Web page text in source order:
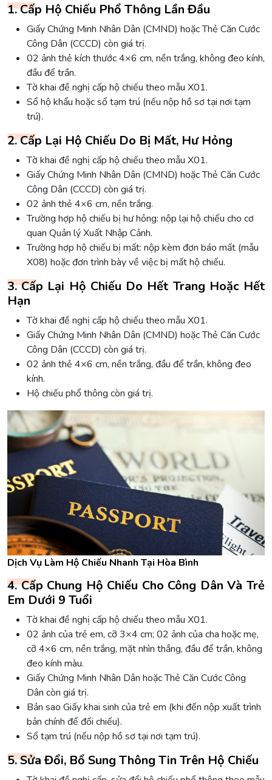
1. Cấp Hộ Chiếu Phổ Thông Lần Đầu
Giấy Chứng Minh Nhân Dân (CMND) hoặc Thẻ Căn Cước
Công Dân (CCCD) còn giá trị.
02 ảnh thẻ kích thước 4×6 cm, nền trắng, không đeo kính,
đầu để trần.
Tờ khai đề nghị cấp hộ chiếu theo mẫu X01.
Sổ hộ khẩu hoặc sổ tạm trú (nếu nộp hồ sơ tại nơi tạm
trú).
2. Cấp Lại Hộ Chiếu Do Bị Mất, Hư Hỏng
Tờ khai đề nghị cấp hộ chiếu theo mẫu X01.
Giấy Chứng Minh Nhân Dân (CMND) hoặc Thẻ Căn Cước
Công Dân (CCCD) còn giá trị.
02 ảnh thẻ 4×6 cm, nền trắng.
Trường hợp hộ chiếu bị hư hỏng: nộp lại hộ chiếu cho cơ
quan Quản lý Xuất Nhập Cảnh.
Trường hợp hộ chiếu bị mất: nộp kèm đơn báo mất (mẫu
X08) hoặc đơn trình bày về việc bị mất hộ chiếu.
3. Cấp Lại Hộ Chiếu Do Hết Trang Hoặc Hết
Hạn
Tờ khai đề nghị cấp hộ chiếu theo mẫu X01.
Giấy Chứng Minh Nhân Dân (CMND) hoặc Thẻ Căn Cước
Công Dân (CCCD) còn giá trị.
02 ảnh thẻ 4×6 cm, nền trắng, đầu để trần, không đeo
kính.
Hộ chiếu phổ thông còn giá trị.
Dịch Vụ Làm Hộ Chiếu Nhanh Tại Hòa Bình
4. Cấp Chung Hộ Chiếu Cho Công Dân Và Trẻ
Em Dưới 9 Tuổi
Tờ khai đề nghị cấp hộ chiếu theo mẫu X01.
02 ảnh của trẻ em, cỡ 3×4 cm; 02 ảnh của cha hoặc mẹ,
cỡ 4×6 cm, nền trắng, mặt nhìn thẳng, đầu để trần, không
đeo kính màu.
Giấy Chứng Minh Nhân Dân hoặc Thẻ Căn Cước Công
Dân còn giá trị.
Bản sao Giấy khai sinh của trẻ em (khi đến nộp xuất trình
bản chính để đối chiếu).
Sổ tạm trú (nếu nộp hồ sơ tại nơi tạm trú).
5. Sửa Đổi, Bổ Sung Thông Tin Trên Hộ Chiếu